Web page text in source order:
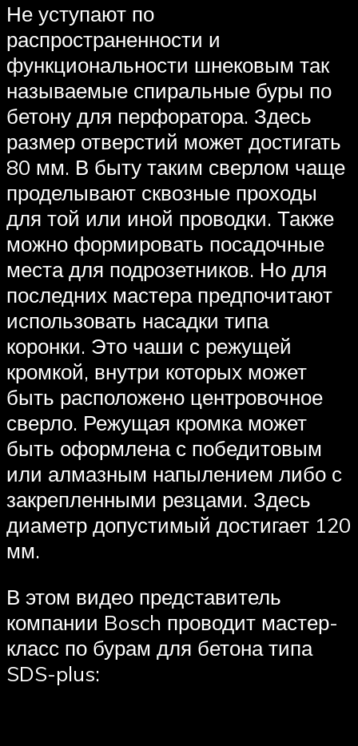
Не уступают по
распространенности и
функциональности шнековым так
называемые спиральные буры по
бетону для перфоратора. Здесь
размер отверстий может достигать
80 мм. В быту таким сверлом чаще
проделывают сквозные проходы
для той или иной проводки. Также
можно формировать посадочные
места для подрозетников. Но для
последних мастера предпочитают
использовать насадки типа
коронки. Это чаши с режущей
кромкой, внутри которых может
быть расположено центровочное
сверло. Режущая кромка может
быть оформлена с победитовым
или алмазным напылением либо с
закрепленными резцами. Здесь
диаметр допустимый достигает 120
мм.
В этом видео представитель
компании Bosch проводит мастер-
класс по бурам для бетона типа
SDS-plus: